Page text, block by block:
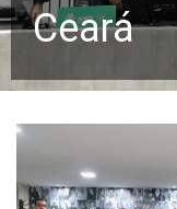
Ceará